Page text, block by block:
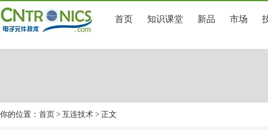
首页 知识课堂 新品 市场
你的位置： 首页 > 互连技术 > 正文